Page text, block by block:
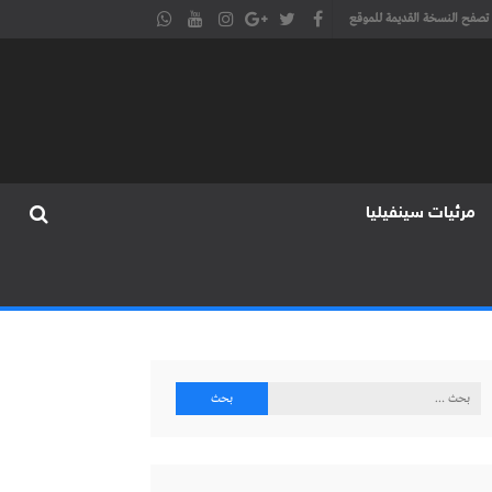
تصفح النسخة القديمة للموقع
مرئيات سينفيليا
البحث